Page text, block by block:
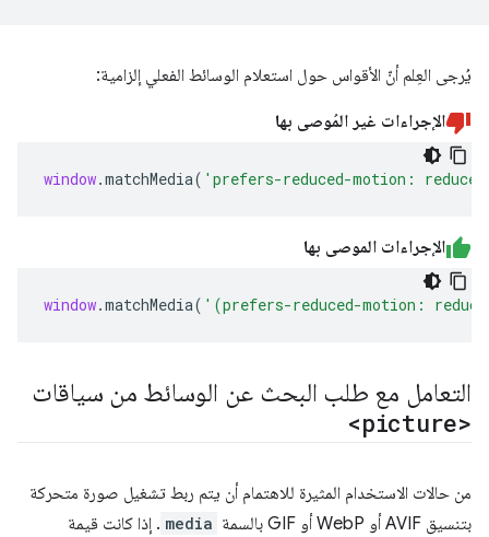
يُرجى العِلم أنّ الأقواس حول استعلام الوسائط الفعلي إلزامية:
الإجراءات غير المُوصى بها
window.matchMedia( 'prefers-reduced-motion: reduce'
الإجراءات الموصى بها
window.matchMedia( '(prefers-reduced-motion:
التعامل مع طلب البحث عن الوسائط من سياقات
<picture>
من حالات الاستخدام المثيرة للاهتمام أن يتم ربط تشغيل صورة متحركة
بتنسيق AVIF أو WebP أو GIF بالسمة
media . إذا كانت قيمة